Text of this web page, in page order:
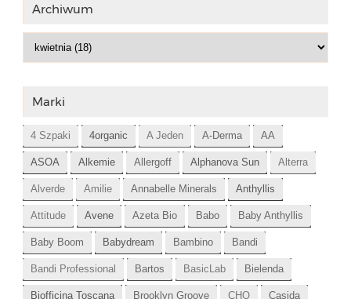
Archiwum
Marki
4 Szpaki 4organic A Jeden A-Derma AA
ASOA Alkemie Allergoff Alphanova Sun Alterra
Alverde Amilie Annabelle Minerals Anthyllis
Attitude Avene Azeta Bio Babo Baby Anthyllis
Baby Boom Babydream Bambino Bandi
Bandi Professional Bartos BasicLab Bielenda
Biofficina Toscana Brooklyn Groove CHO Casida